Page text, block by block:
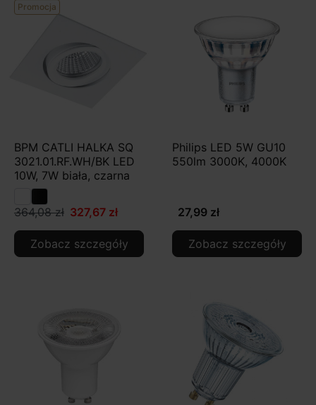
Promocja
BPM CATLI HALKA SQ
3021.01.RF.WH/BK LED
10W, 7W biała, czarna
364,08 zł 327,67 zł
Zobacz szczegóły
Philips LED 5W GU10
550lm 3000K, 4000K
27,99 zł
Zobacz szczegóły